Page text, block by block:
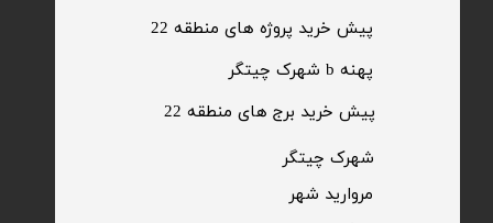
پیش خرید برج های منطقه 22
پهنه b شهرک چیتگر
پیش خرید پروژه های منطقه 22
​شهرک چیتگر
مروارید شهر​​​​​​​